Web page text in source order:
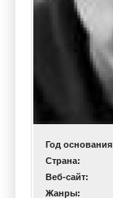
Год
Страна:
Веб-сайт:
Жанры: